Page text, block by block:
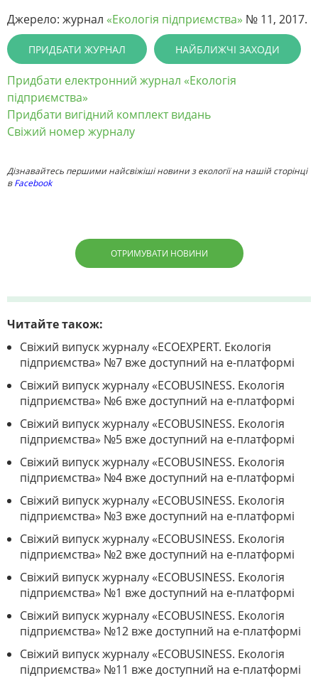
Джерело: журнал «Екологія підприємства» № 11, 2017.
ПРИДБАТИ ЖУРНАЛ НАЙБЛИЖЧІ ЗАХОДИ
Придбати електронний журнал «Екологія
підприємства»
Придбати вигідний комплект видань
Свіжий номер журналу
Дізнавайтесь першими найсвіжіші новини з екології на нашій сторінці
вFacebook
ОТРИМУВАТИ НОВИНИ
Читайте також:
Свіжий випуск журналу «ECOEXPERT. Екологія
підприємства» №7 вже доступний на е-платформі
Свіжий випуск журналу «ECOBUSINESS. Екологія
підприємства» №6 вже доступний на е-платформі
Свіжий випуск журналу «ECOBUSINESS. Екологія
підприємства» №5 вже доступний на е-платформі
Свіжий випуск журналу «ECOBUSINESS. Екологія
підприємства» №4 вже доступний на е-платформі
Свіжий випуск журналу «ECOBUSINESS. Екологія
підприємства» №3 вже доступний на е-платформі
Свіжий випуск журналу «ECOBUSINESS. Екологія
підприємства» №2 вже доступний на е-платформі
Свіжий випуск журналу «ECOBUSINESS. Екологія
підприємства» №1 вже доступний на е-платформі
Свіжий випуск журналу «ECOBUSINESS. Екологія
підприємства» №12 вже доступний на е-платформі
Свіжий випуск журналу «ECOBUSINESS. Екологія
підприємства» №11 вже доступний на е-платформі